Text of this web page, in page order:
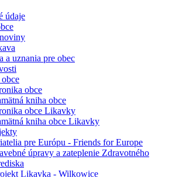
údaje
a uznania pre obec
obce
kniha obce
obce Likavky
kniha obce Likavky
pre Európu - Friends for Europe
úpravy a zateplenie Zdravotného
Likavka - Wilkowice